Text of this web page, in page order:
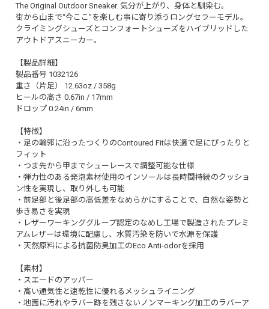
The Original Outdoor Sneaker. 気分が上がり、身体と馴染む。
街から山まで“今ここ”を楽しむ事に寄り添うロングセラーモデル。
クライミングシューズとコンフォートシューズをハイブリッドした
アウトドアスニーカー。
【製品詳細】
製品番号 1032126
重さ（片足） 12.63oz / 358g
ヒールの高さ 0.67in / 17mm
ドロップ 0.24in / 6mm
【特徴】
・足の輪郭に沿ったつくりのContoured Fitは快適で足にぴったりと
フィット
・つま先から甲までシューレースで調整可能な仕様
・弾力性のある発泡素材使用のインソールは長時間持続のクッショ
ン性を実現し、取り外しも可能
・前足部と後足部の高低差をなめらかにすることで、自然な姿勢と
歩き易さを実現
・レザーワーキンググループ認定のなめし工場で製造されたプレミ
アムレザーは環境に配慮し、水質汚染を防いで水源を保護
・天然原料による抗菌防臭加工のEco Anti-odorを採用
【素材】
・スエードのアッパー
・高い通気性と速乾性に優れるメッシュライニング
・地面に汚れやラバー跡を残さないノンマーキング加工のラバーア